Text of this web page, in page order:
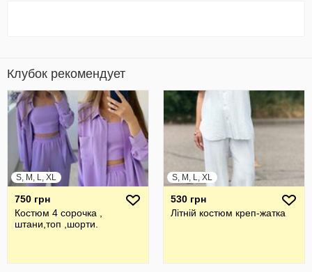
Клубок рекомендует
S, M, L, XL
750 грн
Костюм 4 сорочка ,
штани,топ ,шорти.
S, M, L, XL
530 грн
Літній костюм креп-жатка